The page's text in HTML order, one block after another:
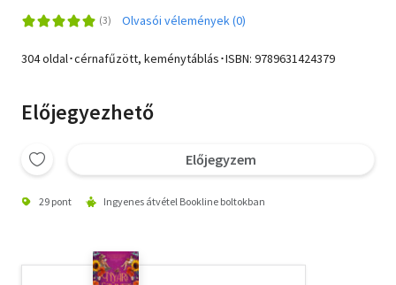
Olvasói vélemények (0)
304 oldal･cérnafűzött, keménytáblás･ISBN: 9789631424379
Előjegyezhető
Előjegyzem
29 pont Ingyenes átvétel Bookline boltokban